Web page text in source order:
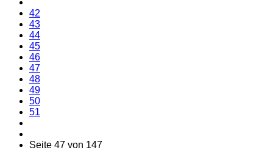
42
43
44
45
46
47
48
49
50
51
Seite 47 von 147